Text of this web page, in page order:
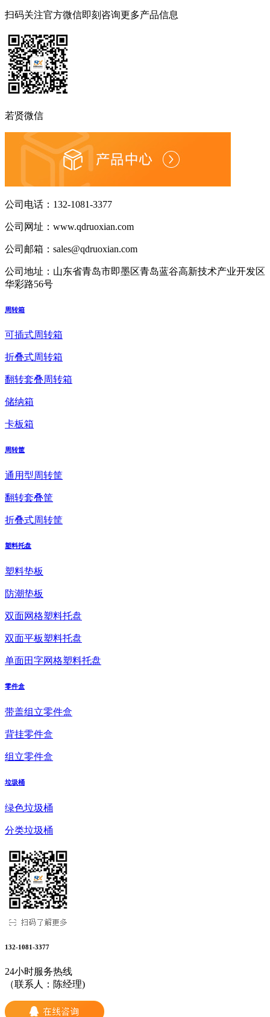
扫码关注官方微信即刻咨询更多产品信息
若贤微信
公司电话： 132-1081-3377
公司网址： www.qdruoxian.com
公司邮箱： sales@qdruoxian.com
公司地址： 山东省青岛市即墨区青岛蓝谷高新技术产业开发区
华彩路56号
周转箱
可插式周转箱
折叠式周转箱
翻转套叠周转箱
储纳箱
卡板箱
周转筐
通用型周转筐
翻转套叠筐
折叠式周转筐
塑料托盘
塑料垫板
防潮垫板
双面网格塑料托盘
双面平板塑料托盘
单面田字网格塑料托盘
零件盒
带盖组立零件盒
背挂零件盒
组立零件盒
垃圾桶
绿色垃圾桶
分类垃圾桶
132-1081-3377
24小时服务热线
（联系人：陈经理)